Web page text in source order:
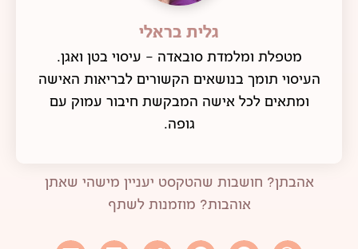
גלית בראלי
מטפלת ומלמדת סובאדה - עיסוי בטן ואגן.
העיסוי תומך בנושאים הקשורים לבריאות האישה
ומתאים לכל אישה המבקשת חיבור עמוק עם
גופה.
אהבתן? חושבות שהטקסט יעניין מישהי שאתן
אוהבות? מוזמנות לשתף